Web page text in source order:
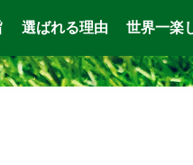
選ばれる理由 世界一楽